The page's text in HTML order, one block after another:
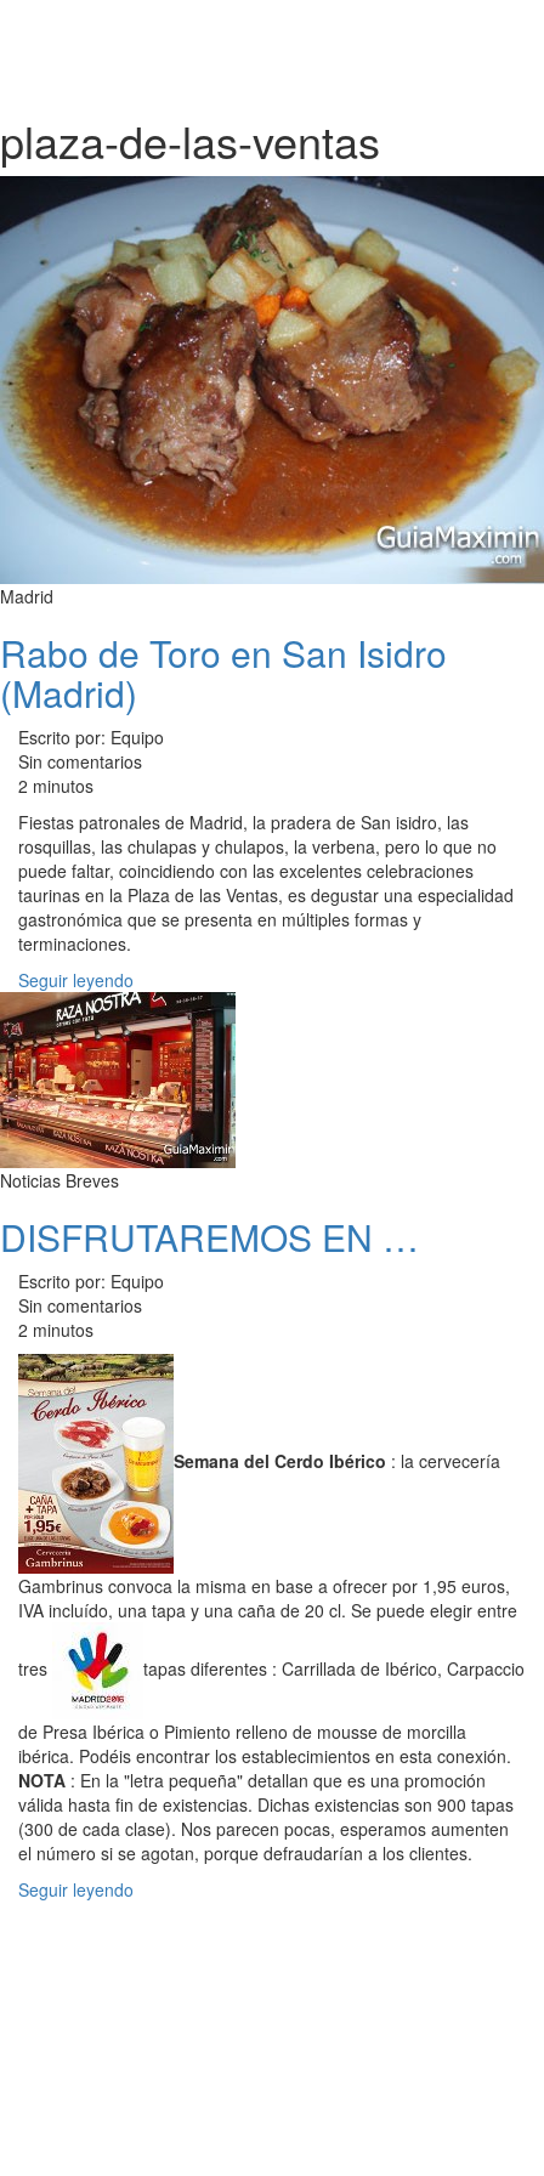
plaza-de-las-ventas
Madrid
Rabo de Toro en San Isidro
(Madrid)
Escrito por: Equipo
Sin comentarios
2 minutos
Fiestas patronales de Madrid, la pradera de San isidro, las
rosquillas, las chulapas y chulapos, la verbena, pero lo que no
puede faltar, coincidiendo con las excelentes celebraciones
taurinas en la Plaza de las Ventas, es degustar una especialidad
gastronómica que se presenta en múltiples formas y
terminaciones.
Seguir leyendo
Noticias Breves
DISFRUTAREMOS EN …
Escrito por: Equipo
Sin comentarios
2 minutos
Semana del Cerdo Ibérico : la cervecería
Gambrinus convoca la misma en base a ofrecer por 1,95 euros,
IVA incluído, una tapa y una caña de 20 cl. Se puede elegir entre
tres tapas diferentes : Carrillada de Ibérico, Carpaccio
de Presa Ibérica o Pimiento relleno de mousse de morcilla
ibérica. Podéis encontrar los establecimientos en esta conexión.
NOTA : En la "letra pequeña" detallan que es una promoción
válida hasta fin de existencias. Dichas existencias son 900 tapas
(300 de cada clase). Nos parecen pocas, esperamos aumenten
el número si se agotan, porque defraudarían a los clientes.
Seguir leyendo